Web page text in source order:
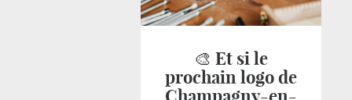
🎨 Et si le
prochain logo de